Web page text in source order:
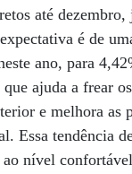
até
é de
ano, para
ajuda a frear
e melhora as
Essa tendência
nível